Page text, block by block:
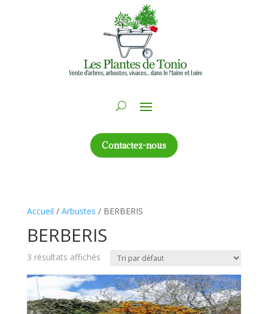
Contactez-nous
Accueil / Arbustes / BERBERIS
BERBERIS
3 résultats affichés